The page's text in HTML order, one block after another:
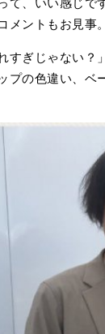
て、いい感じで
メントもお見事。
すぎじゃない？
プの色違い、ベ